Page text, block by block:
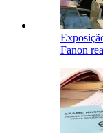
Fanon